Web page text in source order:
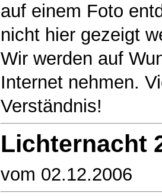
auf einem Foto
nicht hier gezeigt
Wir werden auf
Internet nehmen.
Verständnis!
Lichternacht
vom 02.12.2006